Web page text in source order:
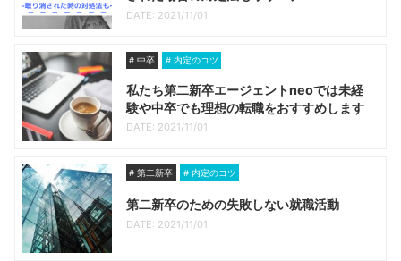
DATE: 2021/11/01
中卒 内定のコツ
私たち第二新卒エージェントneoでは未経
験や中卒でも理想の転職をおすすめします
DATE: 2021/11/01
第二新卒 内定のコツ
第二新卒のための失敗しない就職活動
DATE: 2021/11/01